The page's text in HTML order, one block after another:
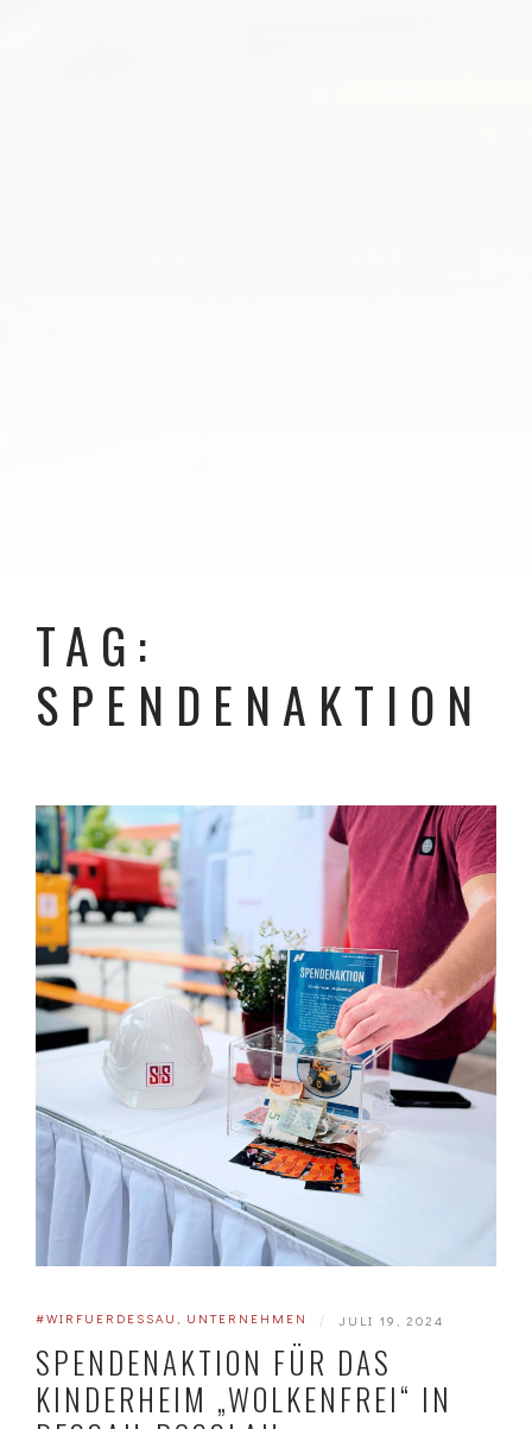
TAG:
SPENDENAKTION
#WIRFUERDESSAU , UNTERNEHMEN | JULI 19, 2024
SPENDENAKTION FÜR DAS
KINDERHEIM „WOLKENFREI“ IN